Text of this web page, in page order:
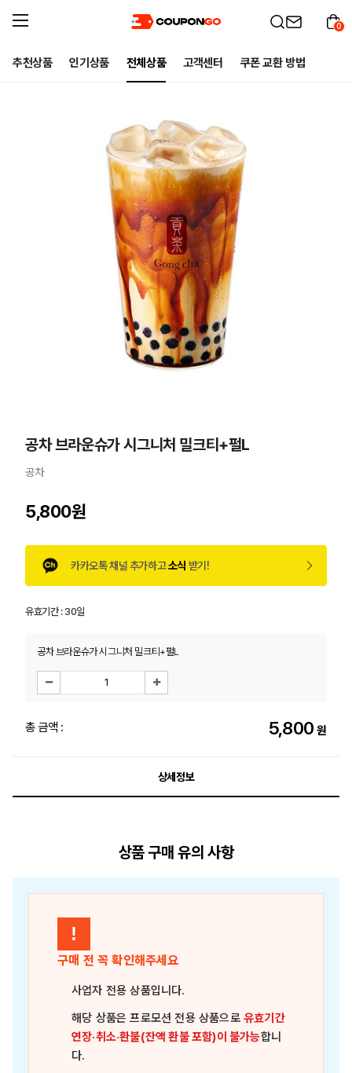
추천상품 인기상품 전체상품 고객센터 쿠폰 교환 방법
0
공차 브라운슈가 시그니처 밀크티+펄L
공차
5,800원
카카오톡 채널 추가하고소식 받기!
유효기간 :30일
공차 브라운슈가 시그니처 밀크티+펄L
총 금액 : 5,800 원
상세정보
상품 구매 유의 사항
!
구매 전 꼭 확인해주세요
사업자 전용 상품입니다.
해당 상품은프로모션 전용 상품으로유효기간
연장·취소·환불(잔액 환불 포함)이 불가능합니
다.